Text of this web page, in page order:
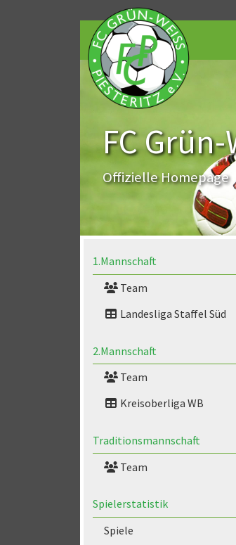
FC
Offizielle Homepage
1.Mannschaft
Team
Landesliga Staffel Süd
2.Mannschaft
Team
Kreisoberliga WB
Traditionsmannschaft
Team
Spielerstatistik
Spiele